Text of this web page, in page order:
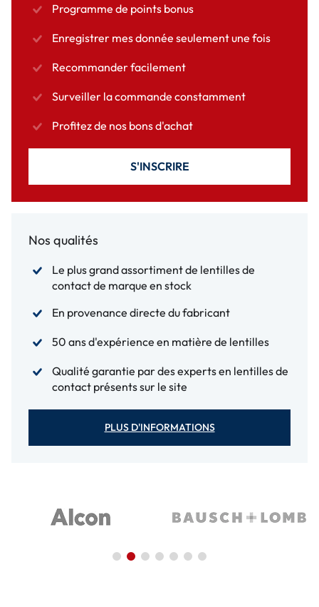
Programme de points bonus
Enregistrer mes donnée seulement une fois
Recommander facilement
Surveiller la commande constamment
Profitez de nos bons d'achat
S'INSCRIRE
Nos qualités
Le plus grand assortiment de lentilles de
contact de marque en stock
En provenance directe du fabricant
50 ans d'expérience en matière de lentilles
Qualité garantie par des experts en lentilles de
contact présents sur le site
PLUS D'INFORMATIONS